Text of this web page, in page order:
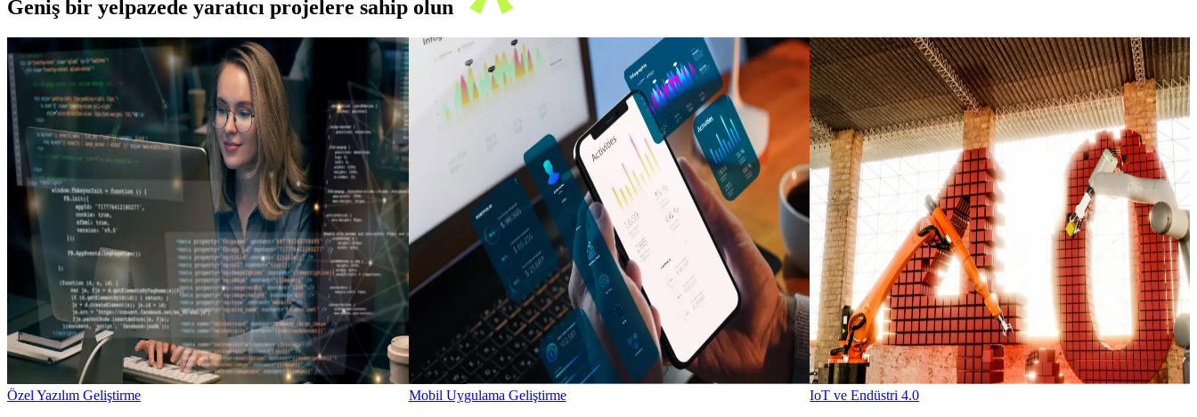
Geniş bir yelpazede yaratıcı projelere sahip olun
Özel Yazılım Geliştirme
Mobil Uygulama Geliştirme
IoT ve Endüstri 4.0